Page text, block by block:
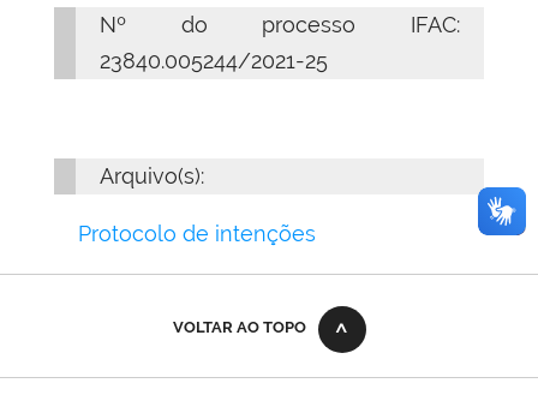
Nº do processo IFAC:
23840.005244/2021-25
Arquivo(s):
Protocolo de intenções
VOLTAR AO TOPO